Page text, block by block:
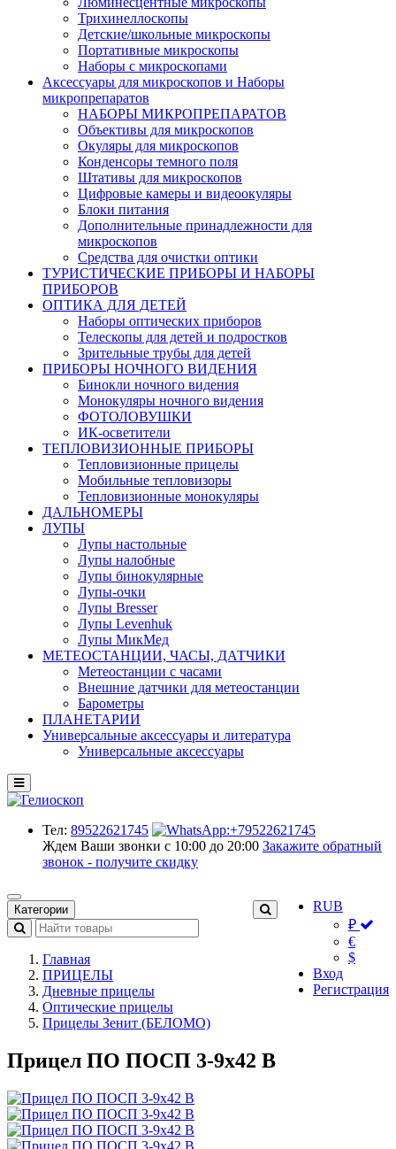
Трихинеллоскопы
Детские/школьные микроскопы
Портативные микроскопы
Наборы с микроскопами
Аксессуары для микроскопов и Наборы
микропрепаратов
НАБОРЫ МИКРОПРЕПАРАТОВ
Объективы для микроскопов
Окуляры для микроскопов
Конденсоры темного поля
Штативы для микроскопов
Цифровые камеры и видеоокуляры
Блоки питания
Дополнительные принадлежности для
микроскопов
Средства для очистки оптики
ТУРИСТИЧЕСКИЕ ПРИБОРЫ И НАБОРЫ
ПРИБОРОВ
ОПТИКА ДЛЯ ДЕТЕЙ
Наборы оптических приборов
Телескопы для детей и подростков
Зрительные трубы для детей
ПРИБОРЫ НОЧНОГО ВИДЕНИЯ
Бинокли ночного видения
Монокуляры ночного видения
ФОТОЛОВУШКИ
ИК-осветители
ТЕПЛОВИЗИОННЫЕ ПРИБОРЫ
Тепловизионные прицелы
Мобильные тепловизоры
Тепловизионные монокуляры
ДАЛЬНОМЕРЫ
ЛУПЫ
Лупы настольные
Лупы налобные
Лупы бинокулярные
Лупы-очки
Лупы Bresser
Лупы Levenhuk
Лупы МикМед
МЕТЕОСТАНЦИИ, ЧАСЫ, ДАТЧИКИ
Метеостанции с часами
Внешние датчики для метеостанции
Барометры
ПЛАНЕТАРИИ
Универсальные аксессуары и литература
Универсальные аксессуары
Тел: 89522621745
Ждем Ваши звонки с 10:00 до 20:00 Закажите обратный
звонок - получите скидку
RUB
₽
€
$
Вход
Регистрация
Категории
Главная
ПРИЦЕЛЫ
Дневные прицелы
Оптические прицелы
Прицелы Зенит (БЕЛОМО)
Прицел ПО ПОСП 3-9х42 В